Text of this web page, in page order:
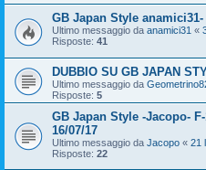
GB Japan Style
Ultimo messaggio da anamici31 «
Risposte: 41
DUBBIO SU GB JAPAN
Ultimo messaggio da
Risposte: 5
GB Japan Style -Jacopo-
16/07/17
Ultimo messaggio da Jacopo « 21
Risposte: 22